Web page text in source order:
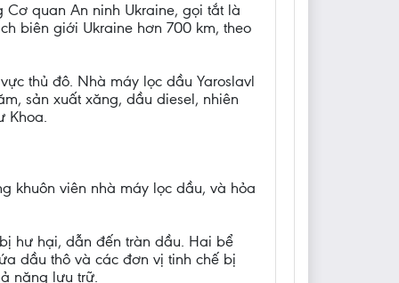
Cơ quan An ninh Ukraine, gọi tắt là
biên giới Ukraine hơn 700 km, theo
thủ đô. Nhà máy lọc dầu Yaroslavl
sản xuất xăng, dầu diesel, nhiên
Khoa.
khuôn viên nhà máy lọc dầu, và hỏa
hư hại, dẫn đến tràn dầu. Hai bể
dầu thô và các đơn vị tinh chế bị
năng lưu trữ.